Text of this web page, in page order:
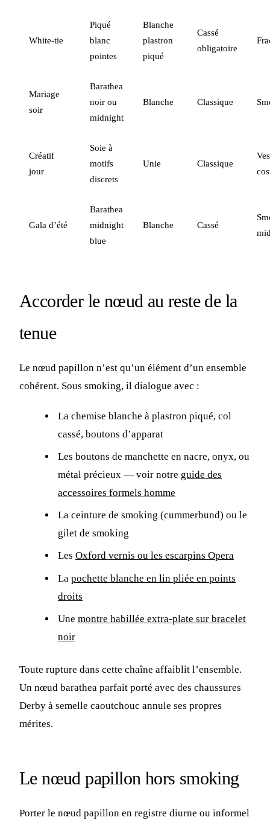
White-tie
Piqué
blanc
pointes
Blanche
plastron
piqué
Cassé
obligatoire
Mariage
soir
Barathea
noir ou
midnight
Blanche Classique
Créatif
jour
Soie à
motifs
discrets
Unie Classique
Gala d’été
Barathea
midnight
blue
Blanche Cassé
Accorder le nœud au reste de la
tenue
Le nœud papillon n’est qu’un élément d’un ensemble
cohérent. Sous smoking, il dialogue avec :
La chemise blanche à plastron piqué, col
cassé, boutons d’apparat
Les boutons de manchette en nacre, onyx, ou
métal précieux — voir notre guide des
accessoires formels homme
La ceinture de smoking (cummerbund) ou le
gilet de smoking
Les Oxford vernis ou les escarpins Opera
La pochette blanche en lin pliée en points
droits
Une montre habillée extra-plate sur bracelet
noir
Toute rupture dans cette chaîne affaiblit l’ensemble.
Un nœud barathea parfait porté avec des chaussures
Derby à semelle caoutchouc annule ses propres
mérites.
Le nœud papillon hors smoking
Porter le nœud papillon en registre diurne ou informel